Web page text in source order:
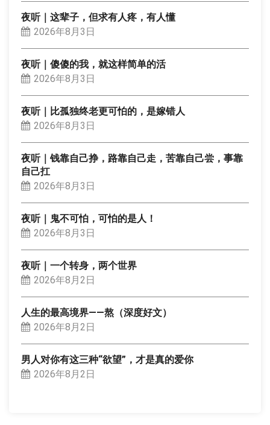
夜听｜这辈子，但求有人疼，有人懂
2026年8月3日
夜听｜傻傻的我，就这样简单的活
2026年8月3日
夜听｜比孤独终老更可怕的，是嫁错人
2026年8月3日
夜听｜钱靠自己挣，路靠自己走，苦靠自己尝，事靠
自己扛
2026年8月3日
夜听｜鬼不可怕，可怕的是人！
2026年8月3日
夜听｜一个转身，两个世界
2026年8月2日
人生的最高境界——熬（深度好文）
2026年8月2日
男人对你有这三种“欲望”，才是真的爱你
2026年8月2日